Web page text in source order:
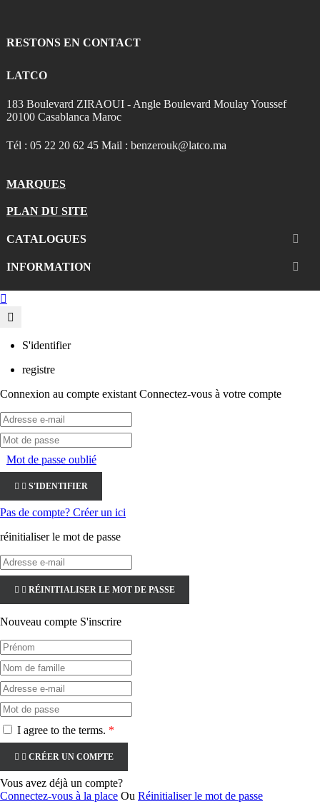
RESTONS EN CONTACT
LATCO
183 Boulevard ZIRAOUI - Angle Boulevard Moulay Youssef
20100 Casablanca Maroc
Tél : 05 22 20 62 45 Mail : benzerouk@latco.ma
MARQUES
PLAN DU SITE
CATALOGUES 
INFORMATION 

S'identifier
registre
Connexion au compte existant Connectez-vous à votre compte
Mot de passe oublié
  S'IDENTIFIER
Pas de compte? Créer un ici
réinitialiser le mot de passe
  RÉINITIALISER LE MOT DE PASSE
Nouveau compte S'inscrire
I agree to the terms. *
  CRÉER UN COMPTE
Vous avez déjà un compte?
Connectez-vous à la place Ou Réinitialiser le mot de passe